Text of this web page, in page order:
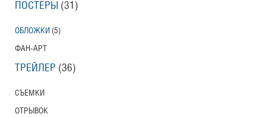
ПОСТЕРЫ (31)
ОБЛОЖКИ (5)
ФАН-АРТ
ТРЕЙЛЕР (36)
СЪЕМКИ
ОТРЫВОК